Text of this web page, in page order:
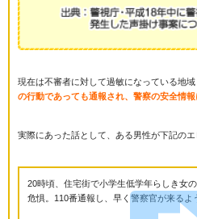
現在は不審者に対して過敏になっている地
の行動であっても通報され、警察の安全情
実際にあった話として、ある男性が下記の
20時頃、住宅街で小学生低学年らしき女
危惧。110番通報し、早く警察官が来る